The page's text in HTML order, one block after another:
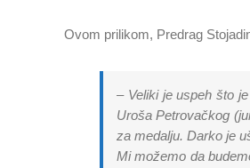
Ovom prilikom, Predrag
– Veliki je uspeh što
Uroša Petrovačkog
za medalju. Darko je
Mi možemo da